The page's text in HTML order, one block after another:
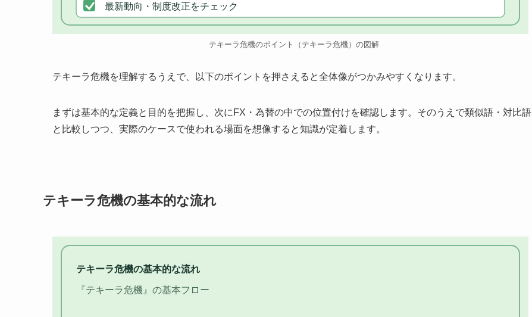
最新動向・制度改正をチェック
テキーラ危機のポイント（テキーラ危機）の図解
テキーラ危機を理解するうえで、以下のポイントを押さえると全体像がつかみやすくなります。
まずは基本的な定義と目的を把握し、次にFX・為替の中での位置付けを確認します。そのうえで類似語・対比語
と比較しつつ、実際のケースで使われる場面を想像すると知識が定着します。
テキーラ危機の基本的な流れ
テキーラ危機の基本的な流れ
『テキーラ危機』の基本フロー